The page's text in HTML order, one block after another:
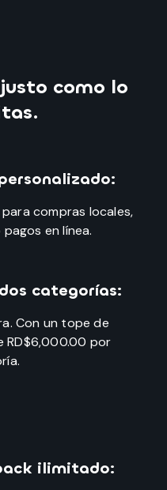
como lo
compras locales,
en línea.
categorías:
Con un tope de
RD$6,000.00 por
ilimitado: